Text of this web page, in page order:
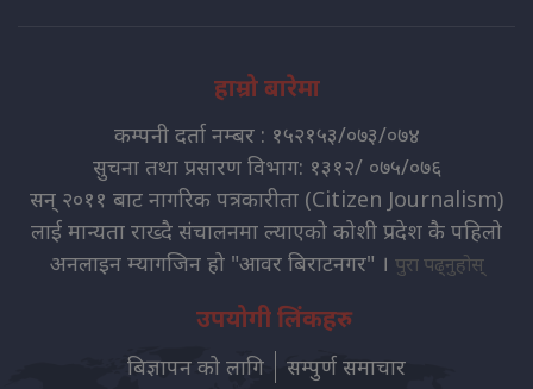
हाम्रो बारेमा
कम्पनी दर्ता नम्बर : १५२१५३/०७३/०७४
सुचना तथा प्रसारण विभाग: १३१२/ ०७५/०७६
सन् २०११ बाट नागरिक पत्रकारीता (Citizen Journalism)
लाई मान्यता राख्दै संचालनमा ल्याएको कोशी प्रदेश कै पहिलो
अनलाइन म्यागजिन हो "आवर बिराटनगर" । पुरा पढ्नुहोस्
उपयोगी लिंकहरु
बिज्ञापन को लागि सम्पुर्ण समाचार